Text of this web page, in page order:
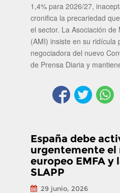
1,4% para 2026/27,
cronifica la precariedad
el sector. La Asociación
(AMI) insiste en su ridícula
negociadora del nuevo
de Prensa Diaria y
España debe
urgentemente
europeo EMFA y
SLAPP
29 junio, 2026